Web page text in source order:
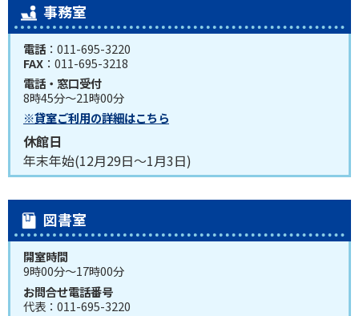
事務室
電話 ：011-695-3220
FAX ：011-695-3218
電話・窓口受付
8時45分～21時00分
※貸室ご利用の詳細はこちら
休館日
年末年始(12月29日～1月3日)
図書室
開室時間
9時00分～17時00分
お問合せ電話番号
代表：011-695-3220